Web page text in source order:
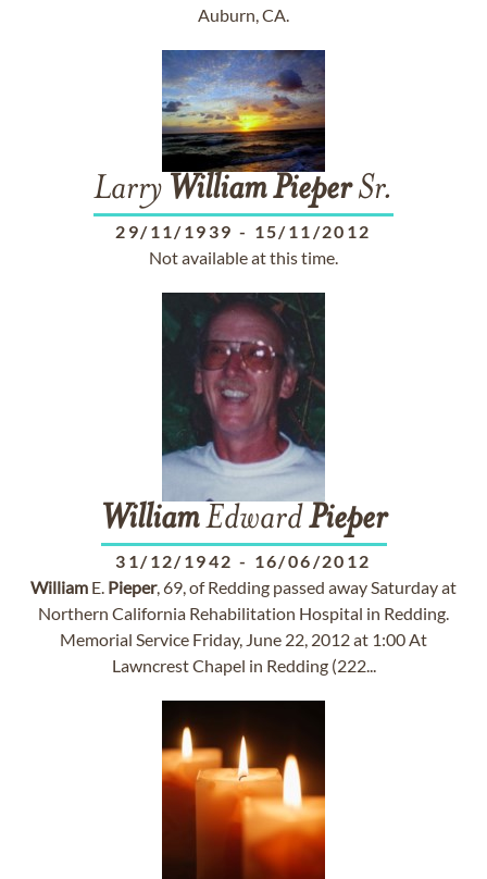
Auburn, CA.
Larry WilliamPieperSr.
29/11/1939 - 15/11/2012
Not available at this time.
WilliamEdwardPieper
31/12/1942 - 16/06/2012
William E. Pieper, 69, of Redding passed away Saturday at
Northern California Rehabilitation Hospital in Redding.
Memorial Service Friday, June 22, 2012 at 1:00 At
Lawncrest Chapel in Redding (222...